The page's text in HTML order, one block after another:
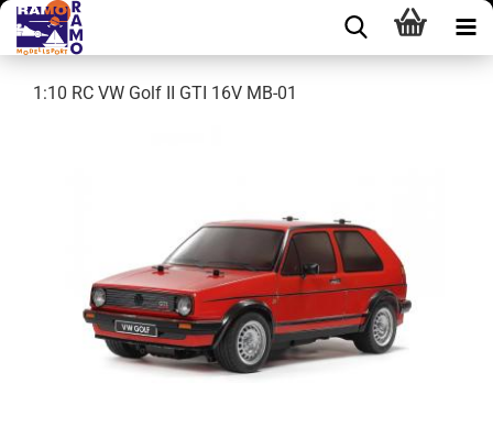
1:10 RC VW Golf II GTI 16V MB-01